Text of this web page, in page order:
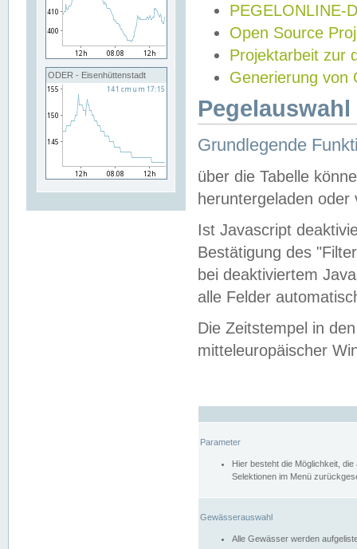
ODER - Eisenhüttenstadt
PEGELONLINE-
Open Source
Projektarbeit zur
Generierung von
Grundlegende
über die Tabelle
heruntergeladen oder
Ist Javascript
Bestätigung des
bei deaktiviertem
alle Felder
Die Zeitstempel in
mitteleuropäischer
Parameter
Hier besteht die Möglichkeit,
Selektionen im Menü
Gewässerauswahl
Alle Gewässer werden